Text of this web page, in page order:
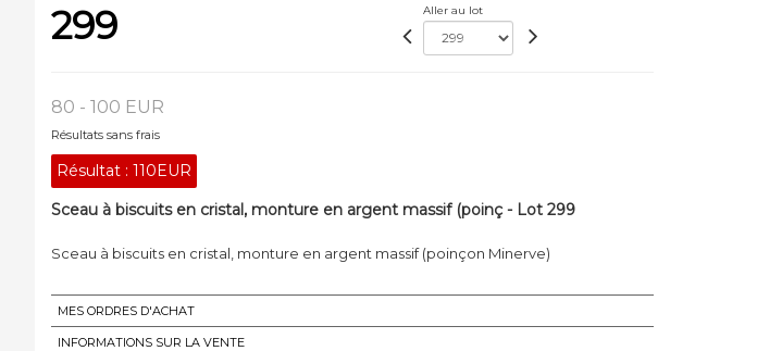
299 Aller au lot
80 - 100 EUR
Résultats sans frais
Résultat : 110EUR
Sceau à biscuits en cristal, monture en argent massif (poinç - Lot 299
Sceau à biscuits en cristal, monture en argent massif (poinçon Minerve)
MES ORDRES D'ACHAT
INFORMATIONS SUR LA VENTE